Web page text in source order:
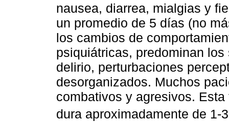
nausea, diarrea, mialgias y
un promedio de 5 días (no
los cambios de
psiquiátricas, predominan
delirio, perturbaciones
desorganizados. Muchos
combativos y agresivos.
dura aproximadamente de 1-